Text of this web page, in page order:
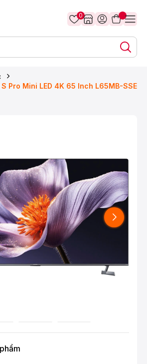
0
Pro Mini LED 4K 65 Inch L65MB-SSE